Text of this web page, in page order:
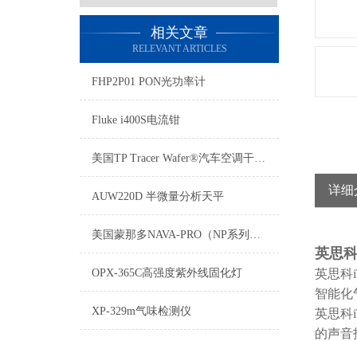
相关文章
RELEVANT ARTICLES
FHP2P01 PON光功率计
Fluke i400S电流钳
美国TP Tracer Wafer®汽车空调干片状检漏剂
AUW220D 半微量分析天平
美国蒙那多NAVA-PRO（NP系列）频闪仪
OPX-365C高强度紫外线固化灯
XP-329m气味检测仪
详细
英思
英思科
智能化
英思科
的声音